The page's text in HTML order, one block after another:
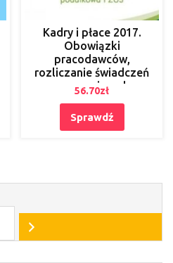
Kadry i płace 2017.
Obowiązki
pracodawców,
rozliczanie świadczeń
pracowniczych,
podatkowa i ZUS
56.70zł
Sprawdź